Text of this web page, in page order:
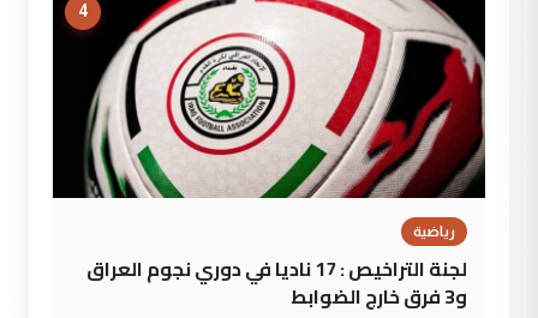
4
رياضية
لجنة التراخيص : 17 ناديا في دوري نجوم العراق
و3 فرق خارج الضوابط